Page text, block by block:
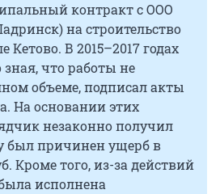
контракт с ООО
на строительство
Кетово. В 2015–2017 годах
зная, что работы не
объеме, подписал акты
На основании этих
незаконно получил
был причинен ущерб в
Кроме того, из-за действий
исполнена